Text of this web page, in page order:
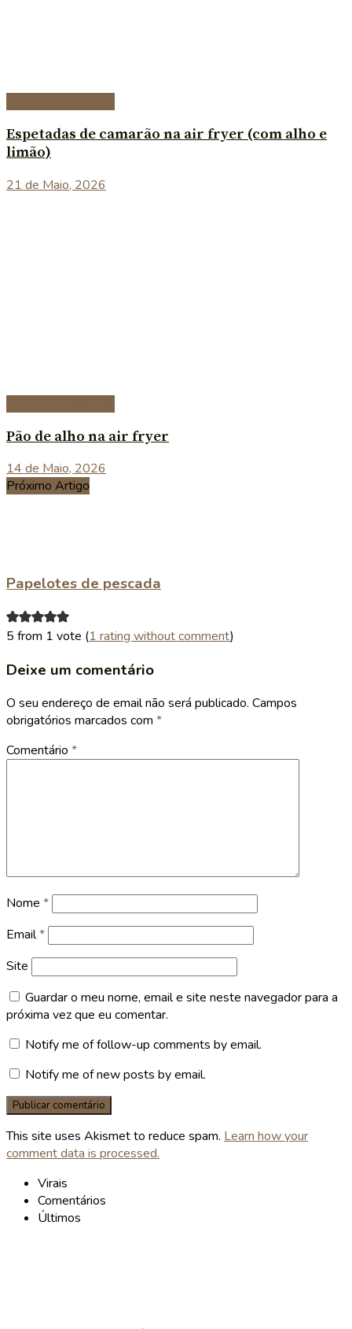
Espetadas de camarão na air fryer (com alho e
limão)
21 de Maio, 2026
Pão de alho na air fryer
14 de Maio, 2026
Próximo Artigo
Papelotes de pescada
5 from 1 vote (1 rating without comment)
Deixe um comentário
O seu endereço de email não será publicado. Campos
obrigatórios marcados com *
Comentário *
Nome *
Email*
Site
Guardar o meu nome, email e site neste navegador para a
próxima vez que eu comentar.
Notify me of follow-up comments by email.
Notify me of new posts by email.
This site uses Akismet to reduce spam. Learn how your
comment data is processed.
Virais
Comentários
Últimos